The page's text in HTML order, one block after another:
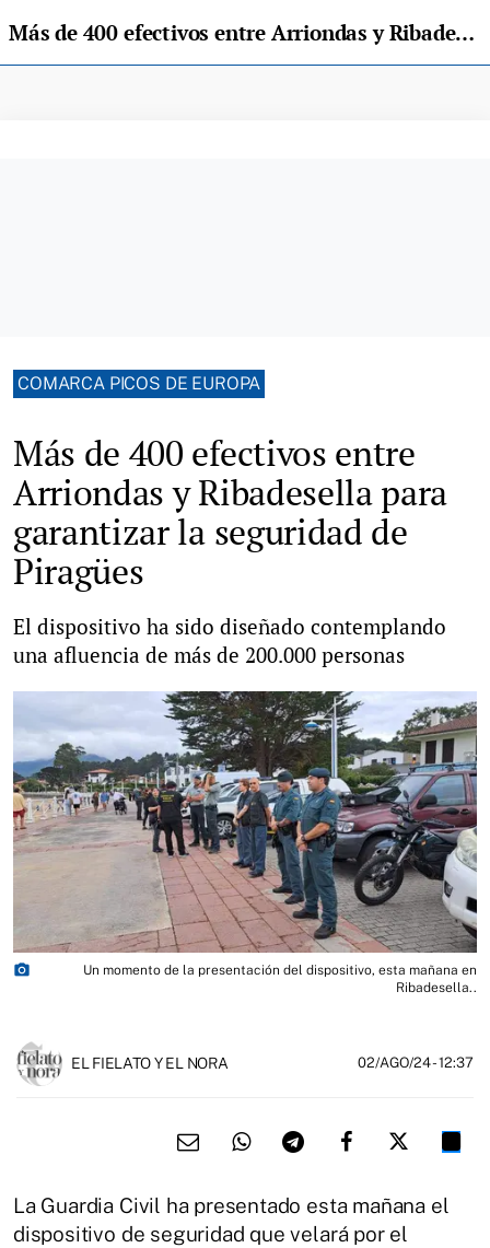
Más de 400 efectivos entre Arriondas y Ribadesella para garantizar la seguridad de Piragües
COMARCA PICOS DE EUROPA
Más de 400 efectivos entre
Arriondas y Ribadesella para
garantizar la seguridad de
Piragües
El dispositivo ha sido diseñado contemplando
una afluencia de más de 200.000 personas
photo_camera
Un momento de la presentación del dispositivo, esta mañana en
Ribadesella..
EL FIELATO Y EL NORA 02/AGO/24- 12:37
La Guardia Civil ha presentado esta mañana el
dispositivo de seguridad que velará por el